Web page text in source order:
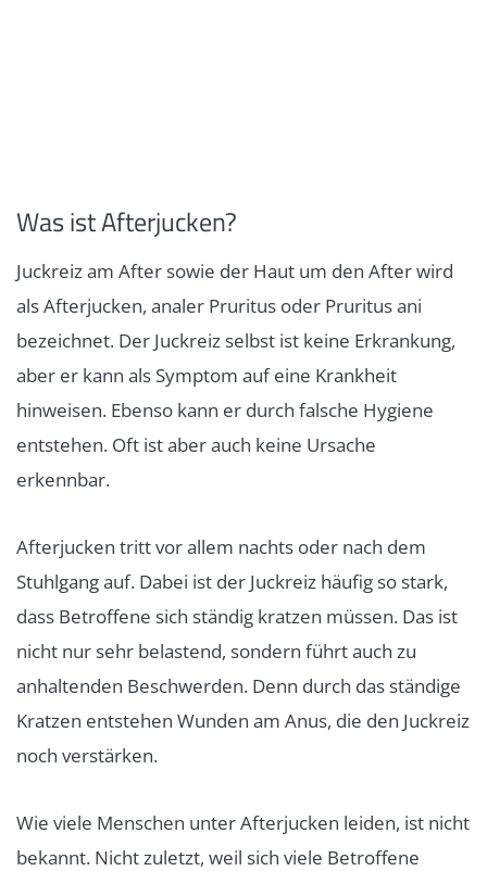
Was ist Afterjucken?
Juckreiz am After sowie der Haut um den After wird
als Afterjucken, analer Pruritus oder Pruritus ani
bezeichnet. Der Juckreiz selbst ist keine Erkrankung,
aber er kann als Symptom auf eine Krankheit
hinweisen. Ebenso kann er durch falsche Hygiene
entstehen. Oft ist aber auch keine Ursache
erkennbar.
Afterjucken tritt vor allem nachts oder nach dem
Stuhlgang auf. Dabei ist der Juckreiz häufig so stark,
dass Betroffene sich ständig kratzen müssen. Das ist
nicht nur sehr belastend, sondern führt auch zu
anhaltenden Beschwerden. Denn durch das ständige
Kratzen entstehen Wunden am Anus, die den Juckreiz
noch verstärken.
Wie viele Menschen unter Afterjucken leiden, ist nicht
bekannt. Nicht zuletzt, weil sich viele Betroffene